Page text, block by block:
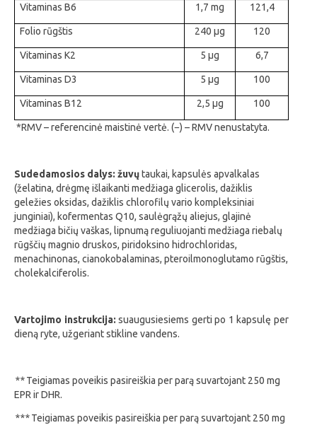
Vitaminas B6 1,7 mg 121,4
Folio rūgštis 240 µg 120
Vitaminas K2 5 µg 6,7
Vitaminas D3 5 µg 100
Vitaminas B12 2,5 µg 100
*RMV – referencinė maistinė vertė. (−) – RMV nenustatyta.
Sudedamosios dalys: žuvųtaukai, kapsulės apvalkalas
(želatina, drėgmę išlaikanti medžiaga glicerolis, dažiklis
geležies oksidas, dažiklis chlorofilų vario kompleksiniai
junginiai), kofermentas Q10, saulėgrąžų aliejus, glajinė
medžiaga bičių vaškas, lipnumą reguliuojanti medžiaga riebalų
rūgščių magnio druskos, piridoksino hidrochloridas,
menachinonas, cianokobalaminas, pteroilmonoglutamo rūgštis,
cholekalciferolis.
Vartojimo instrukcija:suaugusiesiems gerti po 1 kapsulę per
dieną ryte, užgeriant stikline vandens.
**Teigiamas poveikis pasireiškia per parą suvartojant 250 mg
EPR ir DHR.
***Teigiamas poveikis pasireiškia per parą suvartojant 250 mg